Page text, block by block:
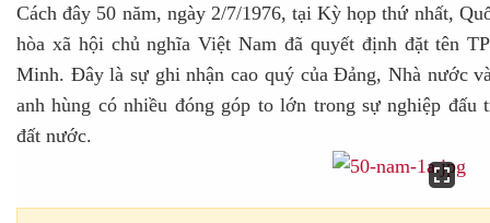
Cách đây 50 năm, ngày 2/7/1976, tại Kỳ họp thứ nhất,
hòa xã hội chủ nghĩa Việt Nam đã quyết định đặt tên
Minh. Đây là sự ghi nhận cao quý của Đảng, Nhà nước
anh hùng có nhiều đóng góp to lớn trong sự nghiệp đấu
đất nước.